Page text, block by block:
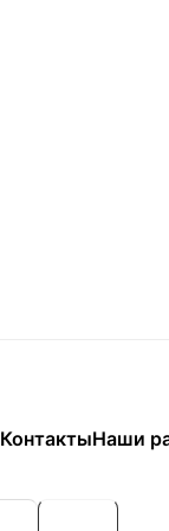
КонтактыНаши